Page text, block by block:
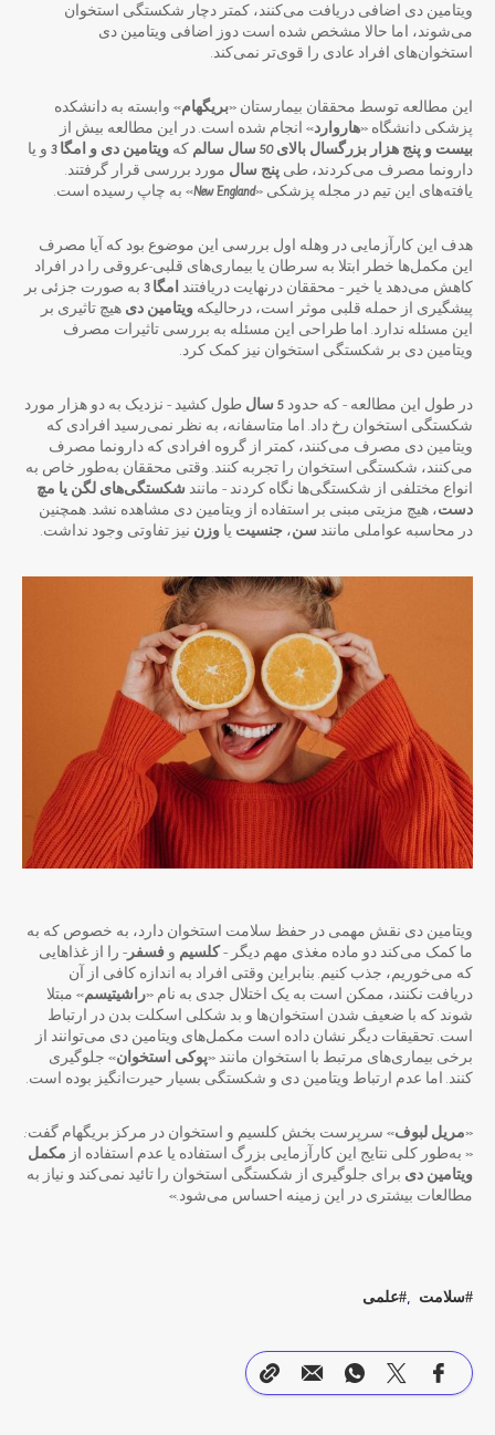
ویتامین دی اضافی دریافت می‌کنند، کمتر دچار شکستگی استخوان
می‌شوند، اما حالا مشخص شده است دوز اضافی ویتامین دی
استخوان‌های افراد عادی را قوی‌تر نمی‌کند.
این مطالعه توسط محققان بیمارستان «بریگهام» وابسته به دانشکده
پزشکی دانشگاه «هاروارد» انجام شده است. در این مطالعه بیش از
بیست و پنج هزار بزرگسال بالای 50 سال سالم
که ویتامین دی و امگا 3
و یا
دارونما مصرف می‌کردند، طی پنج سال مورد بررسی قرار گرفتند.
یافته‌های این تیم در مجله پزشکی «New England» به چاپ رسیده است.
هدف این کارآزمایی در وهله اول بررسی این موضوع بود که آیا مصرف
این مکمل‌ها خطر ابتلا به سرطان یا بیماری‌های قلبی-عروقی را در افراد
کاهش می‌دهد یا خیر – محققان درنهایت دریافتند امگا 3
به صورت جزئی بر
پیشگیری از حمله قلبی موثر است، درحالیکه ویتامین دی هیچ تاثیری بر
این مسئله ندارد. اما طراحی این مسئله به بررسی تاثیرات مصرف
ویتامین دی بر شکستگی استخوان نیز کمک کرد.
در طول این مطالعه – که حدود 5 سال
طول کشید – نزدیک به دو هزار مورد
شکستگی استخوان رخ داد. اما متاسفانه، به نظر نمی‌رسید افرادی که
ویتامین دی مصرف می‌کنند، کمتر از گروه افرادی که دارونما مصرف
می‌کنند، شکستگی استخوان را تجربه کنند. وقتی محققان به‌طور خاص به
انواع مختلفی از شکستگی‌ها نگاه کردند – مانند شکستگی‌های لگن یا مچ
دست، هیچ مزیتی مبنی بر استفاده از ویتامین دی مشاهده نشد. همچنین
در محاسبه عواملی مانند سن، جنسیت یا وزن نیز تفاوتی وجود نداشت.
ویتامین دی نقش مهمی در حفظ سلامت استخوان دارد، به خصوص که به
ما کمک می‌کند دو ماده مغذی مهم دیگر – کلسیم و فسفر – را از غذاهایی
که می‌خوریم، جذب کنیم. بنابراین وقتی افراد به اندازه کافی از آن
دریافت نکنند، ممکن است به یک اختلال جدی به نام «راشیتیسم» مبتلا
شوند که با ضعیف شدن استخوان‌ها و بد شکلی اسکلت بدن در ارتباط
است. تحقیقات دیگر نشان داده است مکمل‌های ویتامین دی می‌توانند از
برخی بیماری‌های مرتبط با استخوان مانند «پوکی استخوان» جلوگیری
کنند. اما عدم ارتباط ویتامین دی و شکستگی بسیار حیرت‌انگیز بوده است.
«مریل لبوف» سرپرست بخش کلسیم و استخوان در مرکز بریگهام گفت:
« به‌طور کلی نتایج این کارآزمایی بزرگ استفاده یا عدم استفاده از مکمل
ویتامین دی برای جلوگیری از شکستگی استخوان را تائید نمی‌کند و نیاز به
مطالعات بیشتری در این زمینه احساس می‌شود.»
سلامت علمی